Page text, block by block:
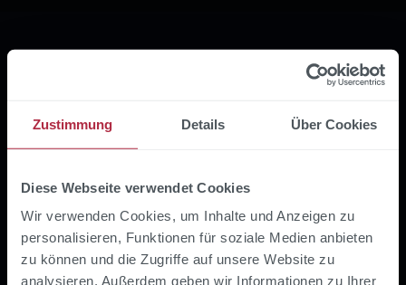
Zustimmung Details Über Cookies
Diese Webseite verwendet Cookies
Wir verwenden Cookies, um Inhalte und Anzeigen zu
personalisieren, Funktionen für soziale Medien anbieten
zu können und die Zugriffe auf unsere Website zu
analysieren. Außerdem geben wir Informationen zu Ihrer
Optimization of the IT back